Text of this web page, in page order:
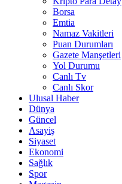
Borsa
Emtia
Namaz Vakitleri
Puan Durumları
Gazete Manşetleri
Yol Durumu
Canlı Tv
Canlı Skor
Ulusal Haber
Dünya
Güncel
Asayiş
Siyaset
Ekonomi
Sağlık
Spor